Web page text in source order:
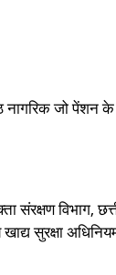
जो पेंशन के
संरक्षण विभाग,
खाद्य सुरक्षा